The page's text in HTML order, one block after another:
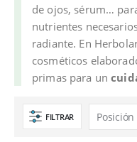
de ojos, sérum…
nutrientes
radiante. En
cosméticos
primas para un
FILTRAR